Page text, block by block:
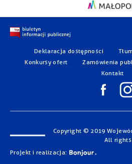
Deklaracja dostępności
Konkursy ofert
Zamówienia
Kontakt
Copyright © 2019
All rights
Projekt i realizacja: